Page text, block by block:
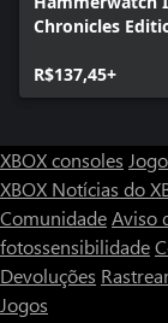
Chronicles
R$137,45+
XBOX consoles
XBOX Notícias do
ComunidadeAviso
fotossensibilidade
Devoluções
Jogos